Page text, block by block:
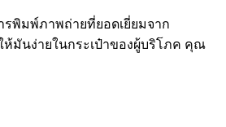
พิมพ์ภาพถ่ายที่ยอดเยี่ยมจาก
มันง่ายในกระเป๋าของผู้บริโภค คุณ